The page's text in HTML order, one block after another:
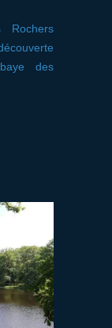
des